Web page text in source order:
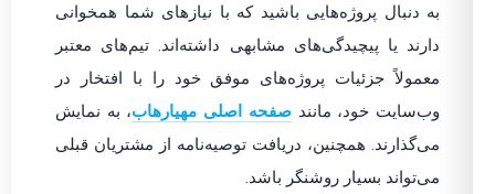
به دنبال پروژه‌هایی باشید که با نیازهای شما همخوانی
دارند یا پیچیدگی‌های مشابهی داشته‌اند. تیم‌های معتبر
معمولاً جزئیات پروژه‌های موفق خود را با افتخار در
وب‌سایت خود، مانندصفحه اصلی مهیارهاب، به نمایش
می‌گذارند. همچنین، دریافت توصیه‌نامه از مشتریان قبلی
می‌تواند بسیار روشنگر باشد.